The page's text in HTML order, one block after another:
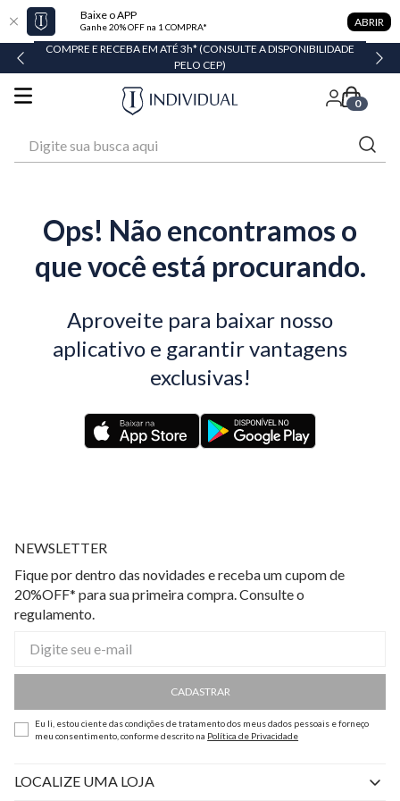
Baixe o APP
Ganhe 20% OFF na 1 COMPRA* ABRIR
COMPRE E RECEBA EM ATÉ 3h* (CONSULTE A DISPONIBILIDADE
PELO CEP)
0
Ops! Não encontramos o
que você está procurando.
Aproveite para baixar nosso
aplicativo e garantir vantagens
exclusivas!
NEWSLETTER
Fique por dentro das novidades e receba um cupom de
20%OFF* para sua primeira compra. Consulte o
regulamento.
CADASTRAR
Eu li, estou ciente das condições de tratamento dos meus dados pessoais e forneço
meu consentimento, conforme descrito na Política de Privacidade
LOCALIZE UMA LOJA